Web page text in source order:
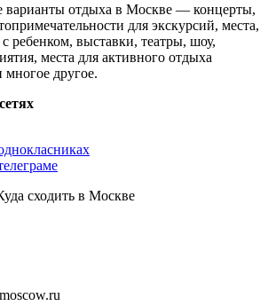
отдыха в Москве — концерты,
для экскурсий, места,
ребенком, выставки, театры, шоу,
места для активного отдыха
многое другое.
сходить в Москве